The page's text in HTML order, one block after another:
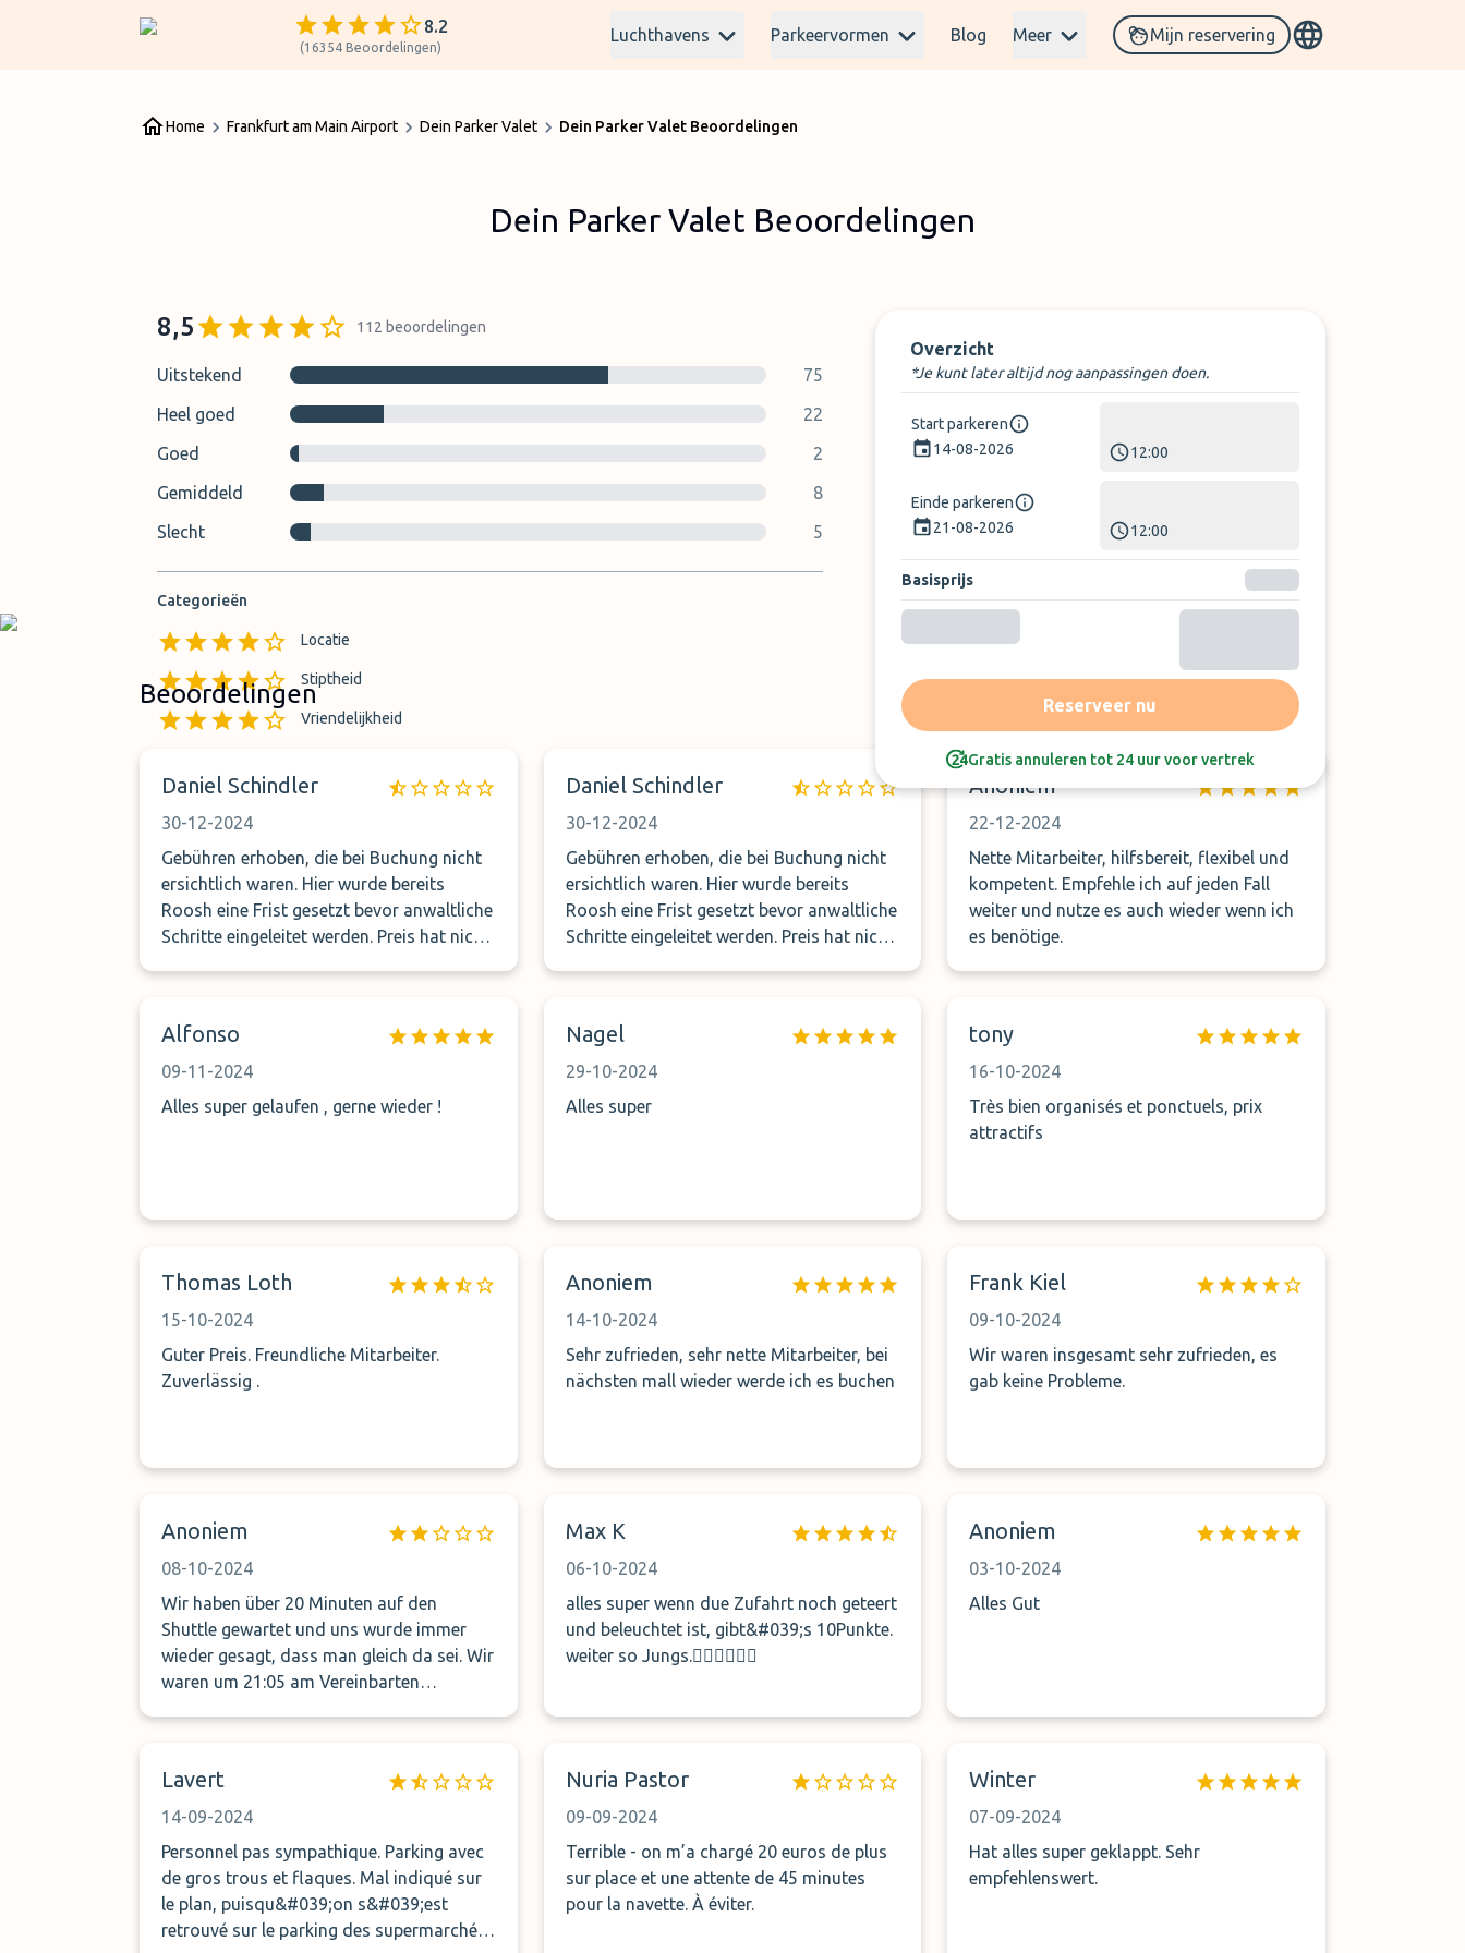
8.2
(16354 Beoordelingen)
Luchthavens Parkeervormen Blog Meer Mijn reservering
Home Frankfurt am Main Airport Dein Parker Valet Dein Parker Valet Beoordelingen
Dein Parker Valet Beoordelingen
8,5 112 beoordelingen
Uitstekend
75
Heel goed
22
Goed
2
Gemiddeld
8
Slecht
5
Categorieën
Locatie
Stiptheid
Vriendelijkheid
Overzicht
*Je kunt later altijd nog aanpassingen doen.
Start parkeren
14-08-2026
12:00
Einde parkeren
21-08-2026
12:00
Basisprijs
Reserveer nu
Gratis annuleren tot 24 uur voor vertrek
Beoordelingen Laatste beoordeling
Daniel Schindler
30-12-2024
Gebühren erhoben, die bei Buchung nicht
ersichtlich waren. Hier wurde bereits
Roosh eine Frist gesetzt bevor anwaltliche
Schritte eingeleitet werden. Preis hat nicht
nicht gepasst. Den Parkplatz kann ich
nicht einschätzen
Daniel Schindler
30-12-2024
Gebühren erhoben, die bei Buchung nicht
ersichtlich waren. Hier wurde bereits
Roosh eine Frist gesetzt bevor anwaltliche
Schritte eingeleitet werden. Preis hat nicht
nicht gepasst. Den Parkplatz kann ich
nicht einschätzen
Anoniem
22-12-2024
Nette Mitarbeiter, hilfsbereit, flexibel und
kompetent. Empfehle ich auf jeden Fall
weiter und nutze es auch wieder wenn ich
es benötige.
Alfonso
09-11-2024
Alles super gelaufen , gerne wieder !
Nagel
29-10-2024
Alles super
tony
16-10-2024
Très bien organisés et ponctuels, prix
attractifs
Thomas Loth
15-10-2024
Guter Preis. Freundliche Mitarbeiter.
Zuverlässig .
Anoniem
14-10-2024
Sehr zufrieden, sehr nette Mitarbeiter, bei
nächsten mall wieder werde ich es buchen
Frank Kiel
09-10-2024
Wir waren insgesamt sehr zufrieden, es
gab keine Probleme.
Anoniem
08-10-2024
Wir haben über 20 Minuten auf den
Shuttle gewartet und uns wurde immer
wieder gesagt, dass man gleich da sei. Wir
waren um 21:05 am Vereinbarten
schon zu spät ist.
Max K
06-10-2024
alles super wenn due Zufahrt noch geteert
und beleuchtet ist, gibt&#039;s 10Punkte.
weiter so Jungs.👍🏼👍🏼👍🏼
Anoniem
03-10-2024
Alles Gut
Lavert
14-09-2024
Personnel pas sympathique. Parking avec
de gros trous et flaques. Mal indiqué sur
le plan, puisqu&#039;on s&#039;est
retrouvé sur le parking des supermarchés
Nuria Pastor
09-09-2024
Terrible - on m’a chargé 20 euros de plus
sur place et une attente de 45 minutes
pour la navette. À éviter.
Winter
07-09-2024
Hat alles super geklappt. Sehr
empfehlenswert.